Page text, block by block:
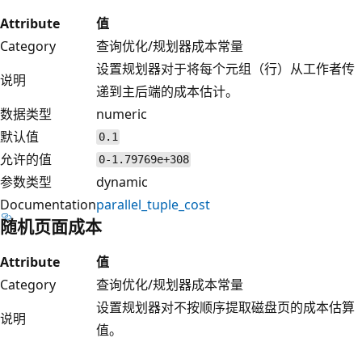
Attribute
值
Category
查询优化/规划器成本常量
说明
设置规划器对于将每个元组（行）从工作者传
递到主后端的成本估计。
数据类型
numeric
默认值
0.1
允许的值 0-1.79769e+308
参数类型
dynamic
Documentationparallel_tuple_cost
随机页面成本
Attribute
值
Category
查询优化/规划器成本常量
说明
设置规划器对不按顺序提取磁盘页的成本估算
值。